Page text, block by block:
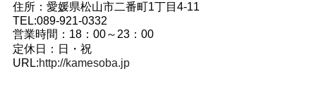
住所：愛媛県松山市二番町1丁目4-11
TEL:089-921-0332
営業時間：18：00～23：00
定休日：日・祝
URL:http://kamesoba.jp